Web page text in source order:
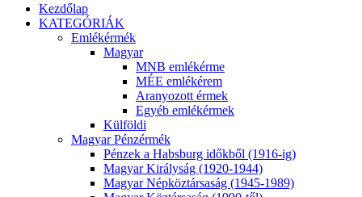
Kezdőlap
KATEGÓRIÁK
Emlékérmék
Magyar
MNB emlékérme
MÉE emlékérem
Aranyozott érmek
Egyéb emlékérmek
Külföldi
Magyar Pénzérmék
Pénzek a Habsburg időkből (1916-ig)
Magyar Királyság (1920-1944)
Magyar Népköztársaság (1945-1989)